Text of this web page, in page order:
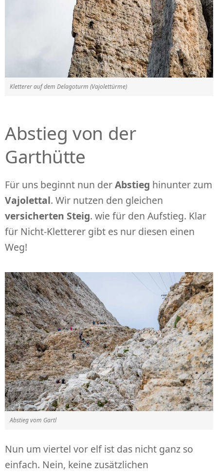
Kletterer auf dem Delagoturm (Vajolettürme)
Abstieg von der
Garthütte
Für uns beginnt nun derAbstieg hinunter zum
Vajolettal. Wir nutzen den gleichen
versicherten Steig. wie für den Aufstieg. Klar
für Nicht-Kletterer gibt es nur diesen einen
Weg!
Abstieg vom Gartl
Nun um viertel vor elf ist das nicht ganz so
einfach. Nein, keine zusätzlichen